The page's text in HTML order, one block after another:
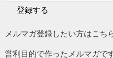
メルマガ登録したい方はこち
営利目的で作ったメルマガで